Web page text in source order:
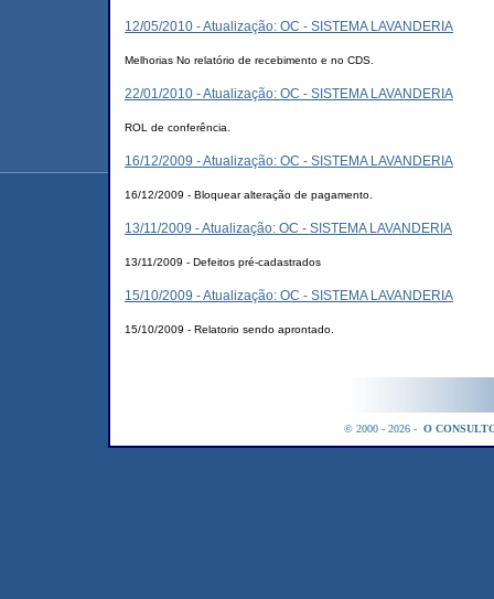
12/05/2010 - Atualização: OC - SISTEMA LAVANDERIA
Melhorias No relatório de recebimento e no CDS.
22/01/2010 - Atualização: OC - SISTEMA LAVANDERIA
ROL de conferência.
16/12/2009 - Atualização: OC - SISTEMA LAVANDERIA
16/12/2009 - Bloquear alteração de pagamento.
13/11/2009 - Atualização: OC - SISTEMA LAVANDERIA
13/11/2009 - Defeitos pré-cadastrados
15/10/2009 - Atualização: OC - SISTEMA LAVANDERIA
15/10/2009 - Relatorio sendo aprontado.
© 2000 - 2026 - O